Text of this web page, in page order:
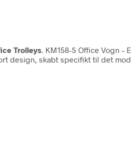
Trolleys . KM158-S Office Vogn
design, skabt specifikt til det